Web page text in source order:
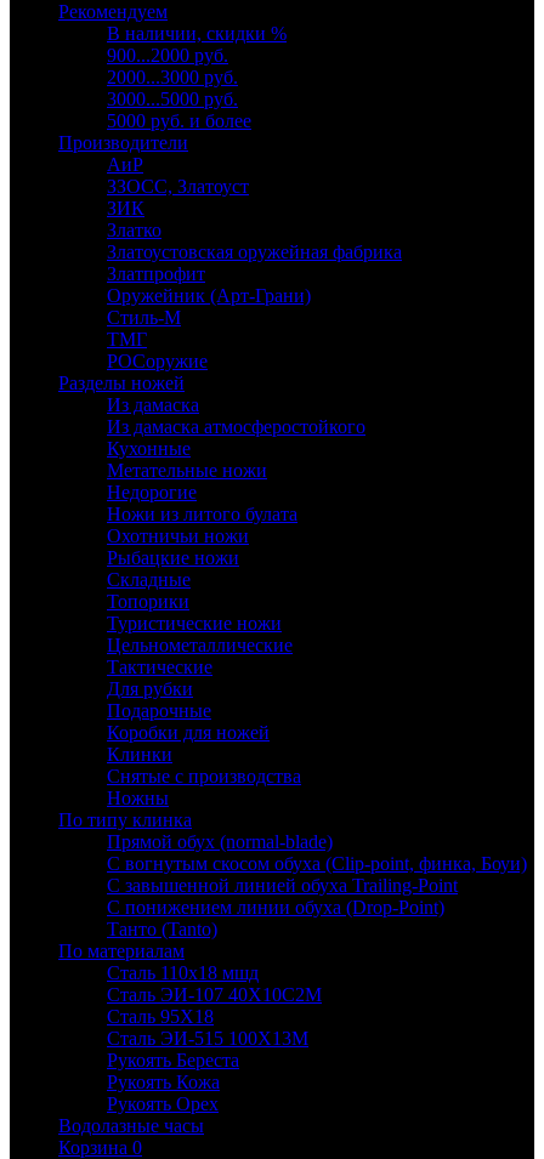
Рекомендуем
В наличии, скидки %
900...2000 руб.
2000...3000 руб.
3000...5000 руб.
5000 руб. и более
Производители
АиР
ЗЗОСС, Златоуст
ЗИК
Златко
Златоустовская оружейная фабрика
Златпрофит
Оружейник (Арт-Грани)
Стиль-М
ТМГ
РОСоружие
Разделы ножей
Из дамаска
Из дамаска атмосферостойкого
Кухонные
Метательные ножи
Недорогие
Ножи из литого булата
Охотничьи ножи
Рыбацкие ножи
Складные
Топорики
Туристические ножи
Цельнометаллические
Тактические
Для рубки
Подарочные
Коробки для ножей
Клинки
Снятые с производства
Ножны
По типу клинка
Прямой обух (normal-blade)
С вогнутым скосом обуха (Clip-point, финка, Боуи)
С завышенной линией обуха Trailing-Point
С понижением линии обуха (Drop-Point)
Танто (Tanto)
По материалам
Сталь 110х18 мшд
Сталь ЭИ-107 40Х10С2М
Сталь 95Х18
Сталь ЭИ-515 100Х13М
Рукоять Береста
Рукоять Кожа
Рукоять Орех
Водолазные часы
Корзина 0